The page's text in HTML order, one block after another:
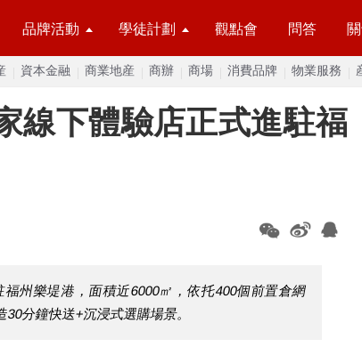
品牌活動 學徒計劃 觀點會 問答
資本金融 商業地産 商辦 商場 消費品牌 物業服務
線下體驗店正式進駐福
州樂堤港，面積近6000㎡，依托400個前置倉網
分鐘快送+沉浸式選購場景。